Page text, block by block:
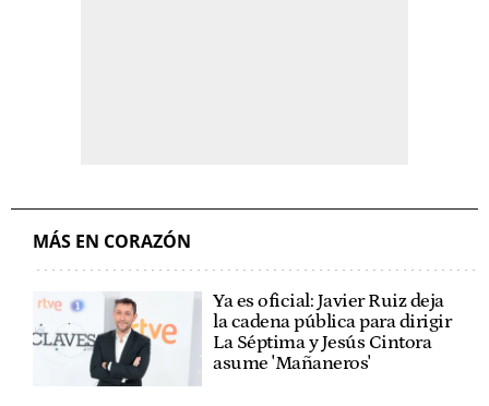
MÁS EN CORAZÓN
Ya es oficial: Javier Ruiz deja
la cadena pública para dirigir
La Séptima y Jesús Cintora
asume 'Mañaneros'